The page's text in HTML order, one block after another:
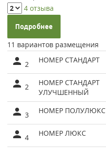
4 отзыва
Подробнее
11 вариантов размещения
2 НОМЕР СТАНДАРТ
2
НОМЕР СТАНДАРТ
УЛУЧШЕННЫЙ
3 НОМЕР ПОЛУЛЮКС
4 НОМЕР ЛЮКС